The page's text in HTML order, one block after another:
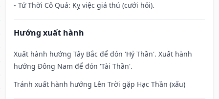
- Tứ Thời Cô Quả: Kỵ việc giá thú (cưới hỏi).
Hướng xuất hành
Xuất hành hướng Tây Bắc để đón 'Hỷ Thần'. Xuất hành
hướng Đông Nam để đón 'Tài Thần'.
Tránh xuất hành hướng Lên Trời gặp Hạc Thần (xấu)